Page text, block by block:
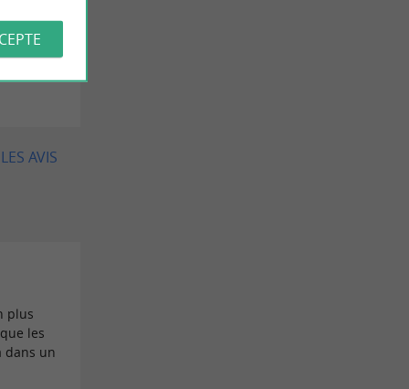
!!!!
le
AVIS
plus
les
dans un